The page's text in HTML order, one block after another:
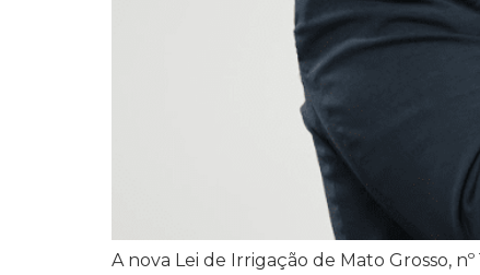
A nova Lei de Irrigação de Mato Grosso,